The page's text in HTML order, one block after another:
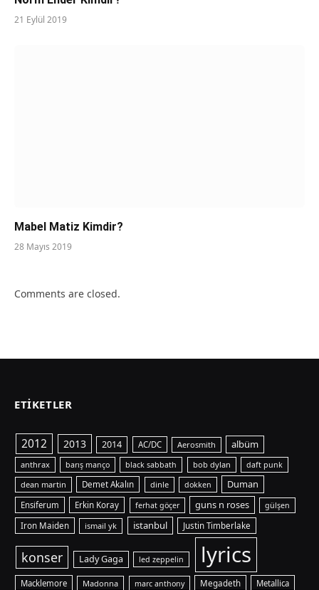
21 Eylül 2019
Mabel Matiz Kimdir?
28 Mayıs 2019
Comments are closed.
ETIKETLER
2012 2013 2014 AC/DC Aerosmith albüm
anthrax barış manço black sabbath bob dylan daft punk
dean martin Demet Akalın dinle dokken Duman
Ensiferum Erkin Koray ferhat göçer guns n roses gülşen
Iron Maiden ismail yk istanbul Justin Timberlake
konser Lady Gaga led zeppelin lyrics
Macklemore Madonna marc anthony Megadeth
Metallica